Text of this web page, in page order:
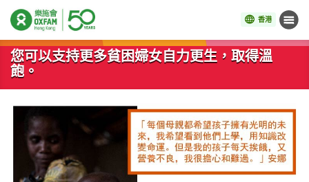
香港 目錄
開始主要內容
您可以支持更多貧困婦女自力更生，取得溫
飽。